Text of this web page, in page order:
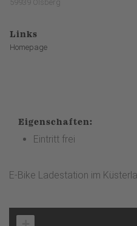
59939 Olsberg
Links
Homepage
Eigenschaften:
Eintritt frei
E-Bike Ladestation im